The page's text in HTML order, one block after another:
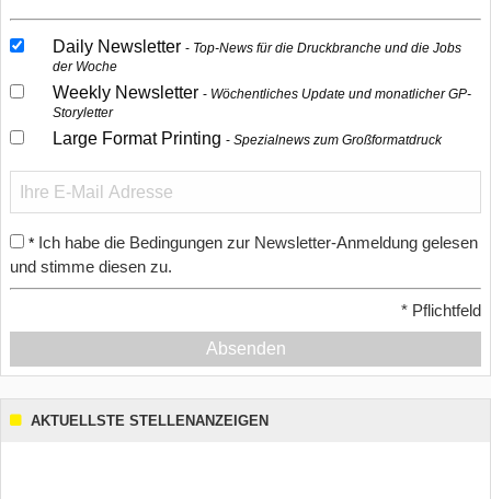
Daily Newsletter
Top-News für die Druckbranche und die Jobs
der Woche
Weekly Newsletter
Wöchentliches Update und monatlicher GP-
Storyletter
Large Format Printing Spezialnews zum Großformatdruck
* Ich habe die Bedingungen zur Newsletter-Anmeldung gelesen
und stimme diesen zu.
* Pflichtfeld
Absenden
AKTUELLSTE STELLENANZEIGEN